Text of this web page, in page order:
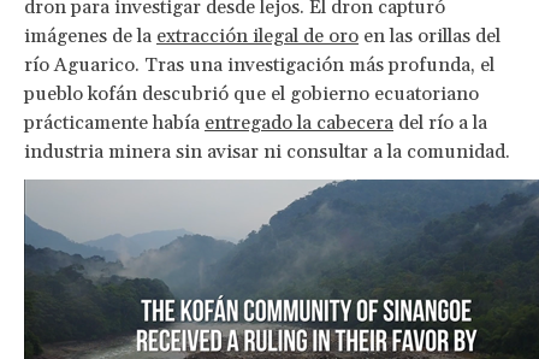
dron para investigar desde lejos. El dron capturó
imágenes de la extracción ilegal de oro en las orillas del
río Aguarico. Tras una investigación más profunda, el
pueblo kofán descubrió que el gobierno ecuatoriano
prácticamente había entregado la cabecera del río a la
industria minera sin avisar ni consultar a la comunidad.